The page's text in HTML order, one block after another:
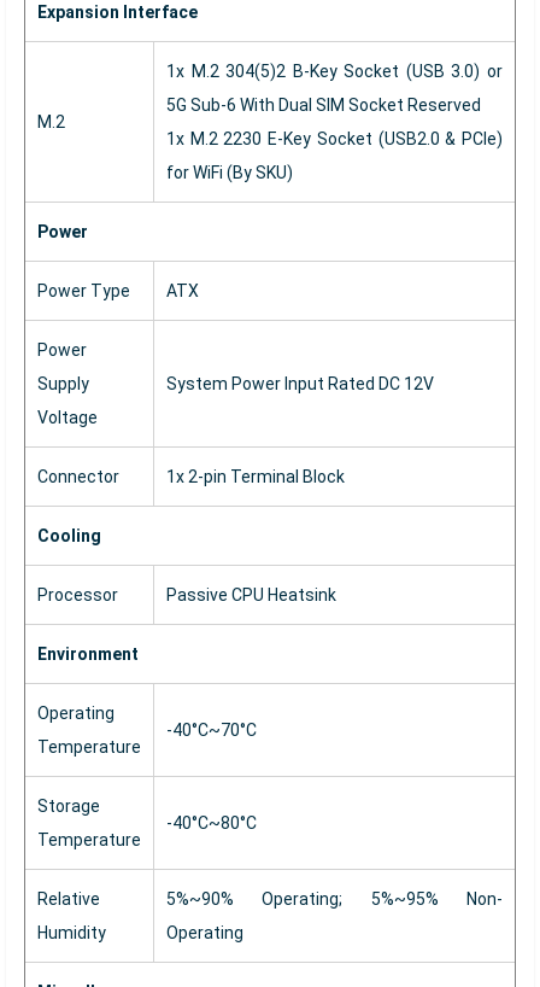
Expansion Interface
M.2
1x M.2 304(5)2 B-Key Socket (USB 3.0) or
5G Sub-6 With Dual SIM Socket Reserved
1x M.2 2230 E-Key Socket (USB2.0 & PCIe)
for WiFi (By SKU)
Power
Power Type ATX
Power
Supply
Voltage
System Power Input Rated DC 12V
Connector 1x 2-pin Terminal Block
Cooling
Processor Passive CPU Heatsink
Environment
Operating
Temperature
-40°C~70°C
Storage
Temperature
-40°C~80°C
Relative
Humidity
5%~90% Operating; 5%~95% Non-
Operating